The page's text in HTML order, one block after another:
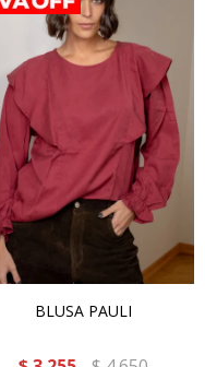
BLUSA PAULI